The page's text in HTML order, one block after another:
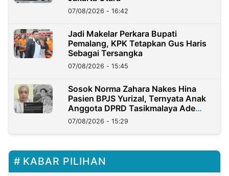
07/08/2026 - 16:42
Jadi Makelar Perkara Bupati
Pemalang, KPK Tetapkan Gus Haris
Sebagai Tersangka
07/08/2026 - 15:45
Sosok Norma Zahara Nakes Hina
Pasien BPJS Yurizal, Ternyata Anak
Anggota DPRD Tasikmalaya Ade
Lukman
07/08/2026 - 15:29
KABAR PILIHAN